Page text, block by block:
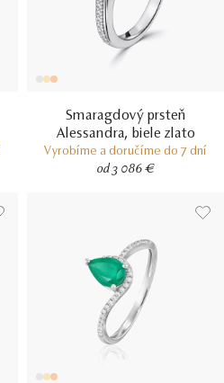
Smaragdový prsteň
Alessandra, biele zlato
Vyrobíme a doručíme do 7 dní
od 3 086 €